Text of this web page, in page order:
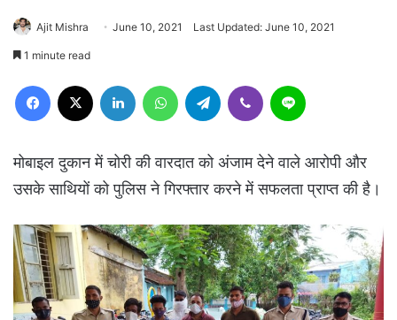
Ajit Mishra June 10, 2021 Last Updated: June 10, 2021
1 minute read
Facebook LinkedIn WhatsAppTelegram Viber
मोबाइल दुकान में चोरी की वारदात को अंजाम देने वाले आरोपी और
उसके साथियों को पुलिस ने गिरफ्तार करने में सफलता प्राप्त की है।